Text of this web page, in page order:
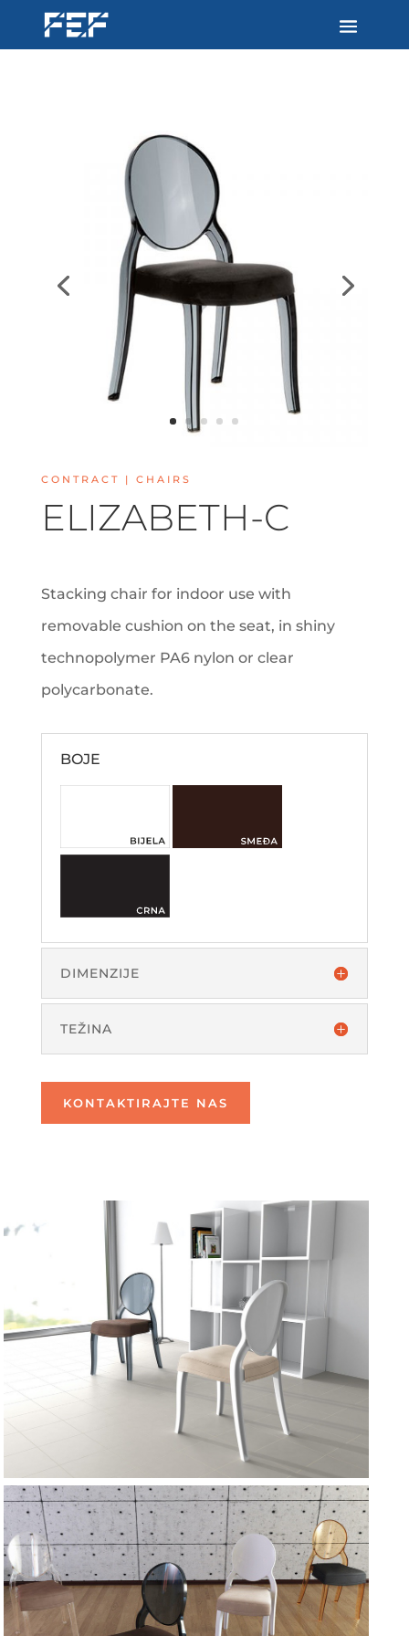
CONTRACT | CHAIRS
ELIZABETH-C
Stacking chair for indoor use with
removable cushion on the seat, in shiny
technopolymer PA6 nylon or clear
polycarbonate.
BOJE
DIMENZIJE
TEŽINA
KONTAKTIRAJTE NAS